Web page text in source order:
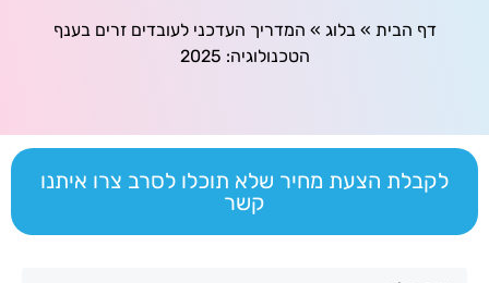
דף הבית »בלוג » המדריך העדכני לעובדים זרים בענף
הטכנולוגיה: 2025
לקבלת הצעת מחיר שלא תוכלו לסרב צרו איתנו
קשר